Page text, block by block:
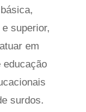
superior,
em
surdos.